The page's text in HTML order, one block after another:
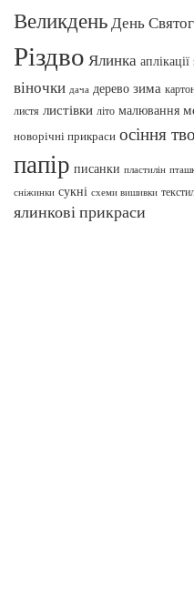
Великдень День
Різдво Ялинка аплікації
віночки дача дерево зима
листя листівки літо малювання
новорічні прикраси осіння
папір писанки пластилін
сніжинки сукні схеми вишивки
ялинкові прикраси